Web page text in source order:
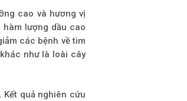
cao và hương vị
lượng dầu cao
các bệnh về tim
như là loài cây
Kết quả nghiên cứu